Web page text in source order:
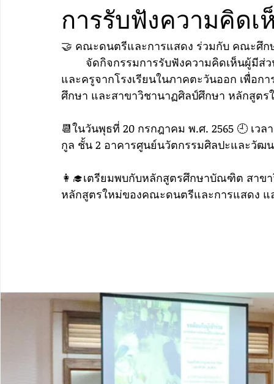
MUPA ACADEMY MUPAC การประชุมวิชาการและงาน
การรับฟังความคิดเ
🤝 คณะดนตรีและการแสดง ร่วมกับ คณะศึก
จัดกิจกรรมการรับฟังความคิดเห็นผู้มีส่
และครูจากโรงเรียนในภาคตะวันออก เพื่อ
ศึกษา และสาขาวิชานาฏศิลป์ศึกษา หลักสูตร
📆ในวันพุธที่ 20 กรกฎาคม พ.ศ. 2565 🕘 เว
กูล ชั้น 2 อาคารศูนย์นวัตกรรมศิลปะและวั
👩‍🎓เตรียมพบกับหลักสูตรศึกษาบัณฑิต สา
หลักสูตรใหม่ของคณะดนตรีและการแสดง​ แ